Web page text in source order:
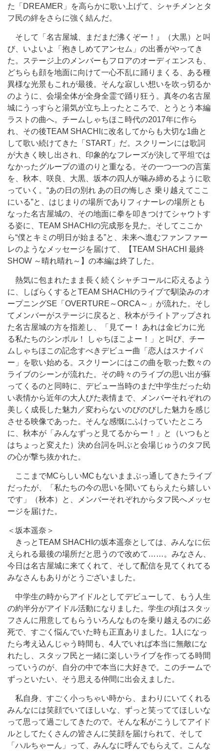
た「DREAMER」を高らかに歌い上げて、シャチメンとタ
フ民の絆をさらに強く結んだ。
そして「名古屋城、まだまだ沸くぞー！』（大黒）と叫
び、いよいよ「抱きしめてアンセム」の出番がやってき
た。ステージ上のメンバーもフロアのオーディエンスも、
どちらも顔を地面に向けて一心不乱に踊りまくる、ある種
異様な光景もこれが最後。そんな寂しい想いを吹っ切るか
のように、会場全体が全身全霊で踊り狂う。真冬の名古屋
城にうっすらと湯気が立ち上ったところで、とうとう本編
ラストの曲へ。チームしゃちほこ時代の2017年に作ら
れ、その後TEAM SHACHIに改名してからも大切な1曲と
して歌い続けてきた「START」だ。スクリーンには歌詞
が大きく映し出され、印象的なフレーズが決して平坦では
なかったグループの道のりと重なる。その一つ一つの言葉
を、秋本、咲良、大黒、坂本の四人が噛み締めるように歌
っていく。“あの日の別れ あの日の悔しさ 乗り越えてここ
にいる”と、はじまりの場所でありフィナーレの場所とも
なった名古屋城の、その地面に拳を叩きつけてシャウトす
る姿に、TEAM SHACHIの完成形を見た。そしてここか
ら“僕とキミの明日が始まる”と、未来へ進むファンファー
レのようなメッセージを届けて、【TEAM SHACHI 最終
SHOW ～晴れ晴れ～】の本編は終了した。
熱気に包まれたまま長く続くシャチコールに応えるよう
に、しばらくするとTEAM SHACHIのライブで馴染みのオ
ープニングSE「OVERTURE～ORCA～」が流れた。そし
てメンバーがステージに戻ると、秋本がライトアップされ
た名古屋城の方を指差し、「見てー！ あれは金ピカに光
る私たちのシンボル！ しゃちほこよー！」と叫び、チー
ムしゃちほこの記念すべきデビュー曲「恋人はスナイパ
ー」を歌い始める。スクリーンにはこの曲を歌った数々の
ライブのシーンが流れた。その時々のライブの思い出が蘇
ってくるのと同時に、デビュー当時のまだ中学生だった幼
い表情から近年の大人びた表情まで、メンバーそれぞれの
美しく成長した魅力／変わらないのびのびした魅力を感じ
させる映像であった。そんな感慨にふけっていたところ
に、秋本が「みんなずっと見てるからー！」と（いつもと
はちょっと変えた）決め台詞を叫ぶと会場じゅうのタフ民
の心が撃ち抜かれた。
ここまでMCらしいMCもないままぶっ通してきたライブ
だったが、「私たちの今の思いを聞いてもらえたら嬉しい
です」（秋本）と、メンバーそれぞれからタフ民へメッセ
ージを届けた。
＜坂本遥奈＞
きっとTEAM SHACHIの坂本遥奈としては、みんなに伝
えられる最後の場所だと思うので改めて……。みなさん、
今日は名古屋城に来てくれて、そして配信を見てくれてる
みなさんもありがとうございました。
中学生の時からアイドルとしてデビューして、もう人生
の約半分がアイドル活動になりました。学生の頃はスタッ
フさんに用意してもらういろんなものを乗り越えるのに必
死で、すごく悩んでいた時も正直ありました。1人になっ
たら考え込んじゃう時間も、4人でいれば本当に無敵にな
れたし、スタッフ民と一緒に楽しいライブを作ってる時間
っていうのが、自分の中で本当に大好きで。このチームで
ずっといたい、そう思える仲間に出会えました。
私自身、すごく小っちゃい時から、まわりにいてくれる
みんなには笑顔でいてほしいな、ずっと笑っててほしいな
って思って過ごしてきたので。そんな私がこうしてアイド
ルとしてたくさんの皆さんに笑顔を届けられて、そして
「ハルちゃーん」って、みんなに呼んでもらえて。こんな